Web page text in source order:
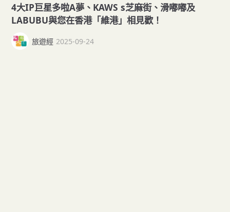
4大IP巨星多啦A夢、KAWS s芝麻街、滑嘟嘟及
LABUBU與您在香港「維港」相見歡！
旅遊經 2025-09-24